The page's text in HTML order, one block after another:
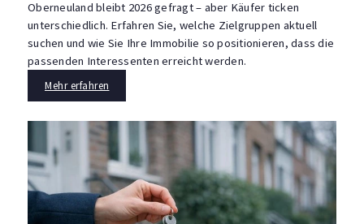
Oberneuland bleibt 2026 gefragt – aber Käufer ticken
unterschiedlich. Erfahren Sie, welche Zielgruppen aktuell
suchen und wie Sie Ihre Immobilie so positionieren, dass die
passenden Interessenten erreicht werden.
Mehr erfahren